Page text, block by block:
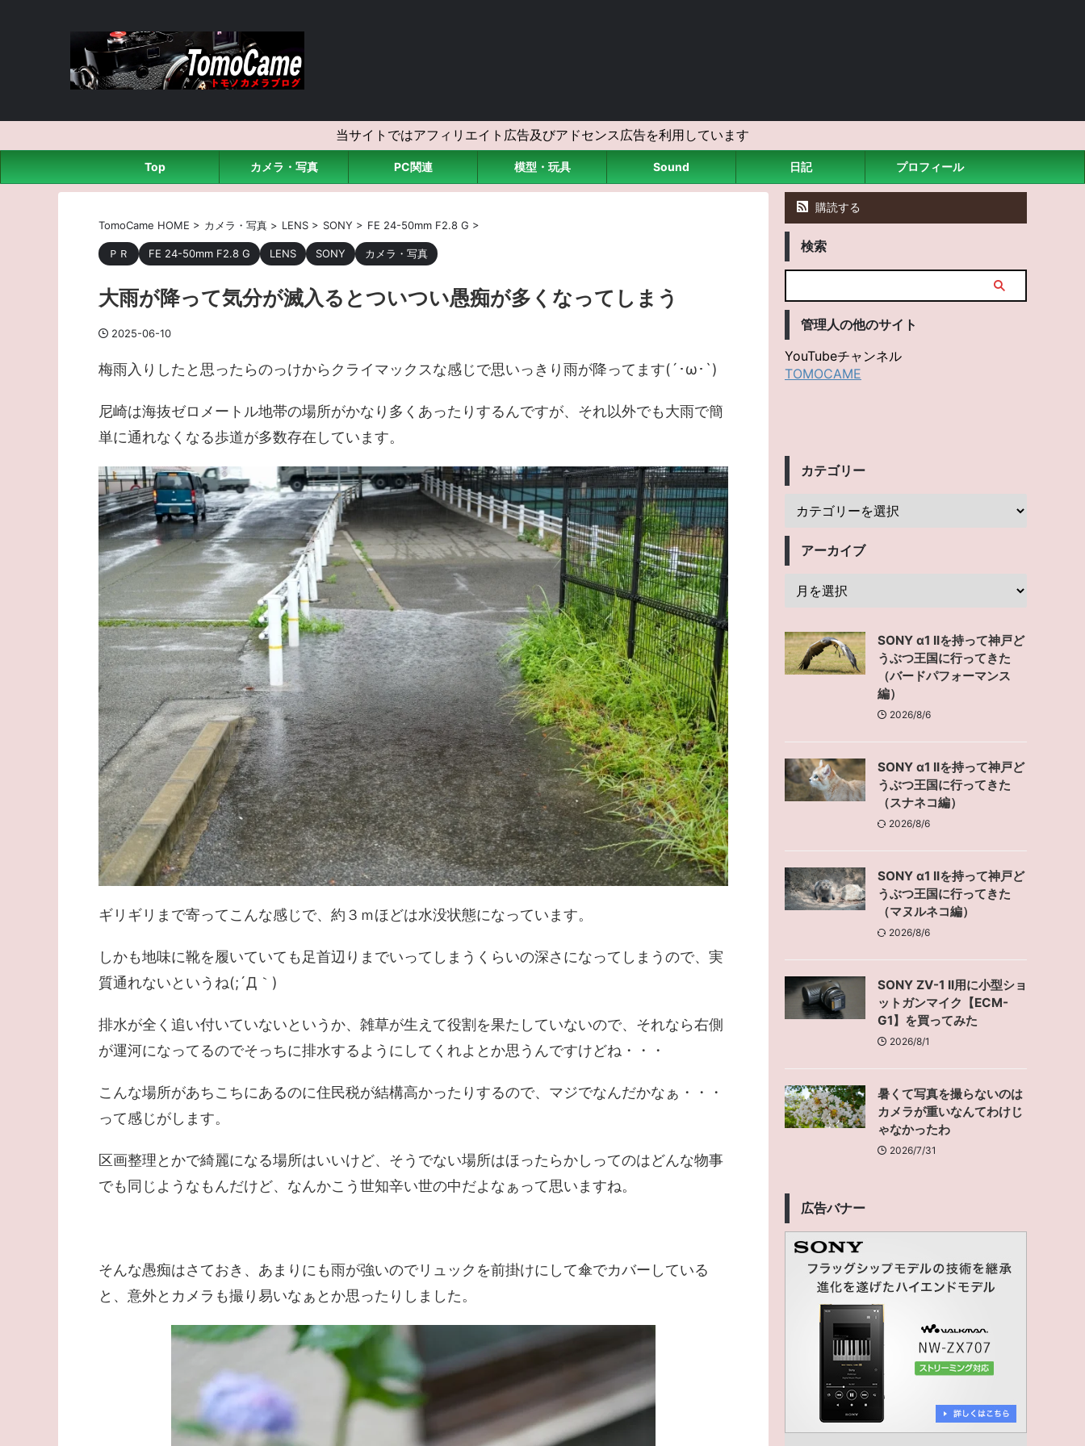
当サイトではアフィリエイト広告及びアドセンス広告を利用しています
Top カメラ・写真 PC関連 模型・玩具 Sound 日記 プロフィール
TomoCame HOME > カメラ・写真 > LENS > SONY > FE 24-50mm F2.8 G >
ＰＲ FE 24-50mm F2.8 G LENS SONY カメラ・写真
大雨が降って気分が滅入るとついつい愚痴が多くなってしまう
2025-06-10
梅雨入りしたと思ったらのっけからクライマックスな感じで思いっきり雨が降ってます(´･ω･`)
尼崎は海抜ゼロメートル地帯の場所がかなり多くあったりするんですが、それ以外でも大雨で簡
単に通れなくなる歩道が多数存在しています。
ギリギリまで寄ってこんな感じで、約３ｍほどは水没状態になっています。
しかも地味に靴を履いていても足首辺りまでいってしまうくらいの深さになってしまうので、実
質通れないというね(;´Д｀)
排水が全く追い付いていないというか、雑草が生えて役割を果たしていないので、それなら右側
が運河になってるのでそっちに排水するようにしてくれよとか思うんですけどね・・・
こんな場所があちこちにあるのに住民税が結構高かったりするので、マジでなんだかなぁ・・・
って感じがします。
区画整理とかで綺麗になる場所はいいけど、そうでない場所はほったらかしってのはどんな物事
でも同じようなもんだけど、なんかこう世知辛い世の中だよなぁって思いますね。
そんな愚痴はさておき、あまりにも雨が強いのでリュックを前掛けにして傘でカバーしている
と、意外とカメラも撮り易いなぁとか思ったりしました。
購読する
検索
管理人の他のサイト
YouTubeチャンネル
TOMOCAME
カテゴリー
アーカイブ
SONY α1 IIを持って神戸ど
うぶつ王国に行ってきた
（バードパフォーマンス
編）
2026/8/6
SONY α1 IIを持って神戸ど
うぶつ王国に行ってきた
（スナネコ編）
2026/8/6
SONY α1 IIを持って神戸ど
うぶつ王国に行ってきた
（マヌルネコ編）
2026/8/6
SONY ZV-1 II用に小型ショ
ットガンマイク【ECM-
G1】を買ってみた
2026/8/1
暑くて写真を撮らないのは
カメラが重いなんてわけじ
ゃなかったわ
2026/7/31
広告バナー